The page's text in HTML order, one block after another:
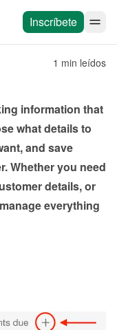
Inscríbete
1 min leídos
information that
what details to
and save
Whether you need
details, or
everything